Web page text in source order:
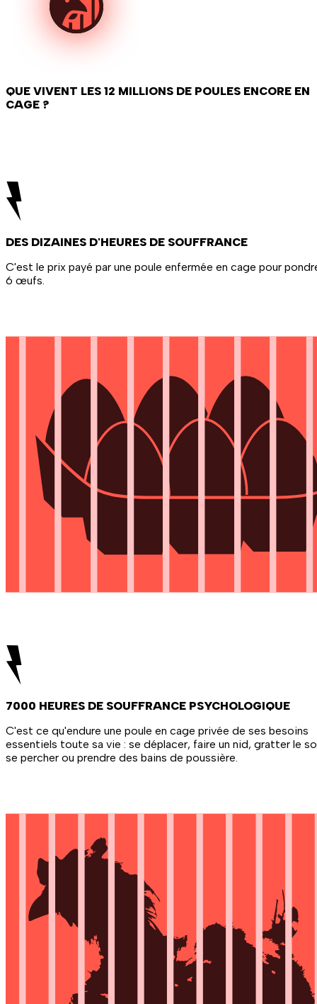
QUE VIVENT LES 12 MILLIONS DE POULES ENCORE EN
CAGE ?
DES DIZAINES D'HEURES DE SOUFFRANCE
C'est le prix payé par une poule enfermée en cage pour
6 œufs.
7000 HEURES DE SOUFFRANCE PSYCHOLOGIQUE
C'est ce qu'endure une poule en cage privée de ses besoins
essentiels toute sa vie : se déplacer, faire un nid, gratter le
se percher ou prendre des bains de poussière.